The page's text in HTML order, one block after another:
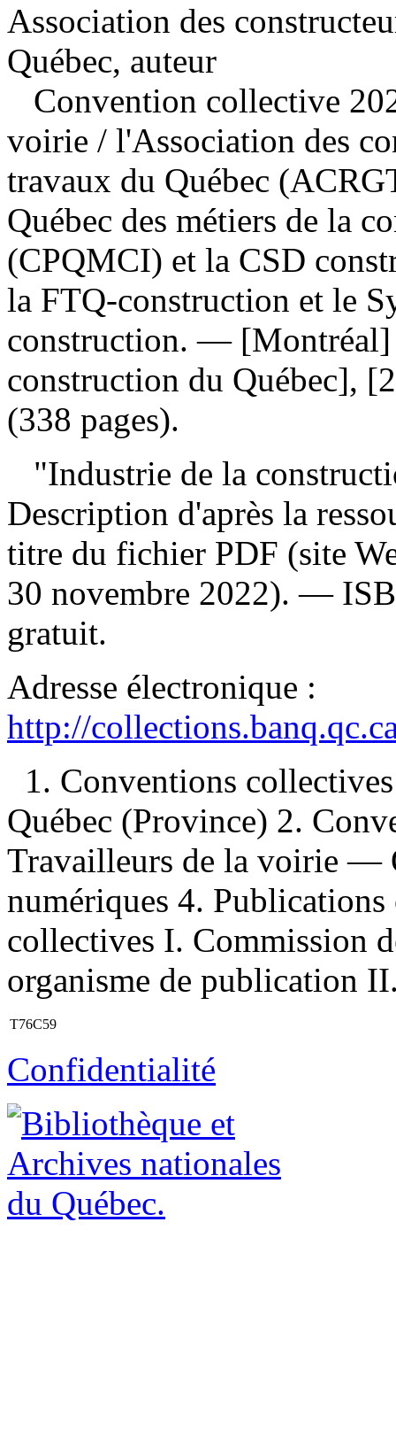
Association des
Québec, auteur
Convention collective
voirie / l'Association des
travaux du Québec
Québec des métiers de la
(CPQMCI) et la CSD
la FTQ-construction et le
construction. — [Montréal]
construction du Québec],
(338 pages).
"Industrie de la
Description d'après la
titre du fichier PDF (site
30 novembre 2022). —
gratuit.
Adresse électronique :
http://
1. Conventions
Québec (Province) 2.
Travailleurs de la voirie —
numériques 4.
collectives I. Commission
organisme de publication
T76C59
Confidentialité